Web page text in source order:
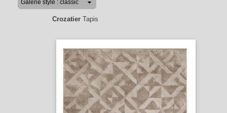
CrozatierTapis